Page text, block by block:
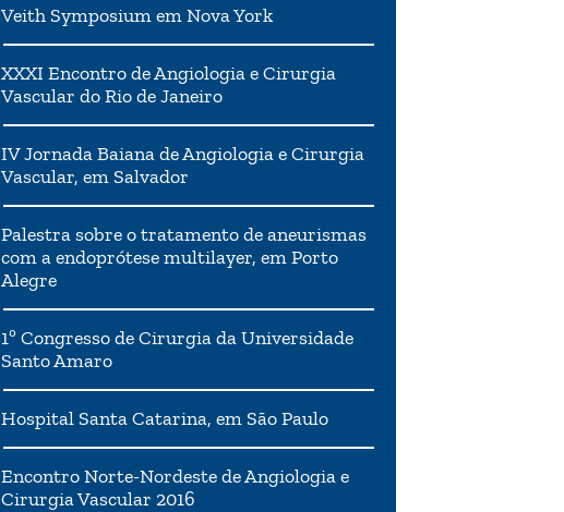
Veith Symposium em Nova York
XXXI Encontro de Angiologia e Cirurgia
Vascular do Rio de Janeiro
IV Jornada Baiana de Angiologia e Cirurgia
Vascular, em Salvador
Palestra sobre o tratamento de aneurismas
com a endoprótese multilayer, em Porto
Alegre
1º Congresso de Cirurgia da Universidade
Santo Amaro
Hospital Santa Catarina, em São Paulo
Encontro Norte-Nordeste de Angiologia e
Cirurgia Vascular 2016